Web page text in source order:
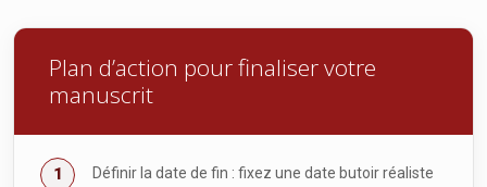
Plan d’action pour finaliser votre
manuscrit
Définir la date de fin : fixez une date butoir réaliste